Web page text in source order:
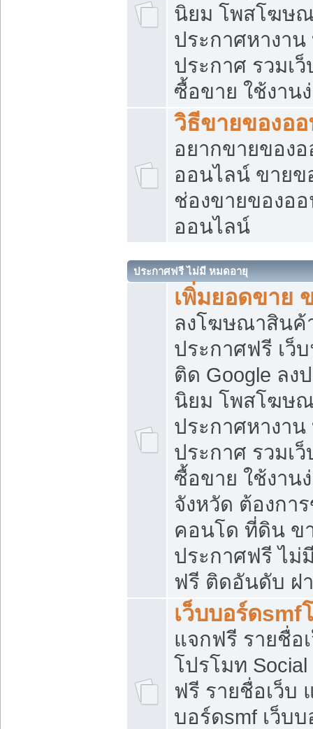
นิยม โพสโฆษ
ประกาศหางาน
ประกาศ รวมเ
ซื้อขาย ใช้งาน
วิธีขายของอ
อยากขายของ
ออนไลน์ ขายข
ช่องขายของอ
ออนไลน์
ประกาศฟรี ไม่มี หมดอายุ
เพิ่มยอดขาย
ลงโฆษณาสิน
ประกาศฟรี เว็
ติด Google ลง
นิยม โพสโฆษ
ประกาศหางาน
ประกาศ รวมเ
ซื้อขาย ใช้งาน
จังหวัด ต้องกา
คอนโด ที่ดิน ข
ประกาศฟรี ไม่
ฟรี ติดอันดับ ฝ
เว็บบอร์ดsmf
แจกฟรี รายชื่อ
โปรโมท
ฟรี รายชื่อเว็บ
บอร์ดsmf เว็บ